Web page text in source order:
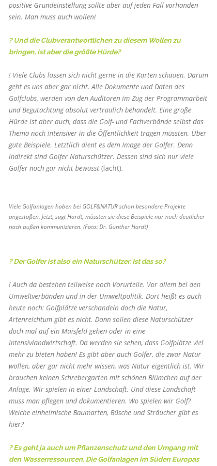
positive Grundeinstellung sollte aber auf jeden Fall vorhanden
sein. Man muss auch wollen!
? Und die Clubverantwortlichen zu diesem Wollen zu
bringen, ist aber die größte Hürde?
! Viele Clubs lassen sich nicht gerne in die Karten schauen. Darum
geht es uns aber gar nicht. Alle Dokumente und Daten des
Golfclubs, werden von den Auditoren im Zug der Programmarbeit
und Begutachtung absolut vertraulich behandelt. Eine große
Hürde ist aber auch, dass die Golf- und Fachverbände selbst das
Thema noch intensiver in die Öffentlichkeit tragen müssten. Über
gute Beispiele. Letztlich dient es dem Image der Golfer. Denn
indirekt sind Golfer Naturschützer. Dessen sind sich nur viele
Golfer noch gar nicht bewusst(lacht).
Viele Golfanlagen haben bei GOLF&NATUR schon besondere Projekte
angestoßen. Jetzt, sagt Hardt, müssten sie diese Beispiele nur noch deutlicher
nach außen kommunizieren. (Foto: Dr. Gunther Hardt)
? Der Golfer ist also ein Naturschützer. Ist das so?
! Auch da bestehen teilweise noch Vorurteile. Vor allem bei den
Umweltverbänden und in der Umweltpolitik. Dort heißt es auch
heute noch: Golfplätze verschandeln doch die Natur,
Artenreichtum gibt es nicht. Dann sollen diese Naturschützer
doch mal auf ein Maisfeld gehen oder in eine
Intensivlandwirtschaft. Da werden sie sehen, dass Golfplätze viel
mehr zu bieten haben! Es gibt aber auch Golfer, die zwar Natur
wollen, aber gar nicht mehr wissen, was Natur eigentlich ist. Wir
brauchen keinen Schrebergarten mit schönen Blümchen auf der
Anlage. Wir spielen in einer Landschaft. Und diese Landschaft
muss man pflegen und dokumentieren. Wo spielen wir Golf?
Welche einheimische Baumarten, Büsche und Sträucher gibt es
hier?
? Es geht ja auch um Pflanzenschutz und den Umgang mit
den Wasserressourcen. Die Golfanlagen im Süden Europas